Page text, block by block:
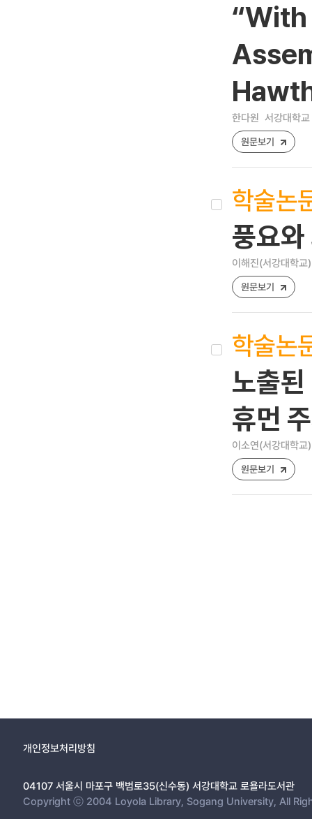
한다원 서강대학
원문보기
학술논
풍요
이해진(서강대학교)
원문보기
학술논
노출
휴먼
이소연(서강대학교)
원문보기
개인정보처리방침
04107 서울시 마포구 백범로35(신수동) 서강대학교 로욜라도서관
Copyright ⓒ 2004 Loyola Library, Sogang University, All